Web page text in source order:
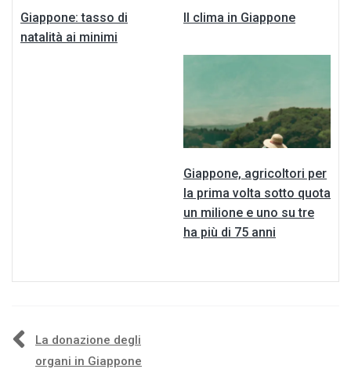
Giappone: tasso di
natalità ai minimi
Il clima in Giappone
Giappone, agricoltori per
la prima volta sotto quota
un milione e uno su tre
ha più di 75 anni
Navigazione
La donazione degli
organi in Giappone